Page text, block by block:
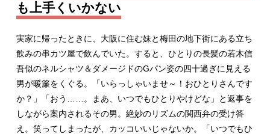
も上手くいかない
実家に帰ったときに、大阪に住む妹と梅田の地下街にある立ち
飲みの串カツ屋で飲んでいた。すると、ひとりの長髪の若木信
吾似のネルシャツ＆ダメージドのGパン姿の四十過ぎに見える
男が暖簾をくぐる。「いらっしゃいませ～！おひとりさんです
か？」「おう……。まあ、いつでもひとりやけどな」と返事を
しながら案内されるその男。絶妙のリズムの関西弁の受け答
え。笑ってしまったが、カッコいいじゃないか。「いつでもひ